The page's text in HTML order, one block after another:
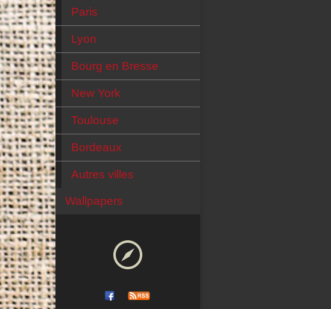
Paris
Lyon
Bourg en Bresse
New York
Toulouse
Bordeaux
Autres villes
Wallpapers